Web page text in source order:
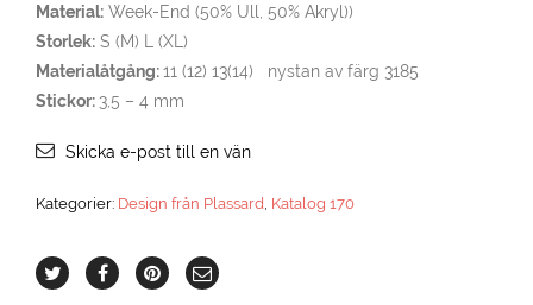
Material: Week-End (50% Ull, 50% Akryl))
Storlek: S (M) L (XL)
Materialåtgång:11 (12) 13(14) nystan av färg 3185
Stickor: 3,5 – 4 mm
Skicka e-post till en vän
Kategorier: Design från Plassard Katalog 170